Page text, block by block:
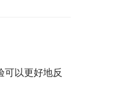
可以更好地反